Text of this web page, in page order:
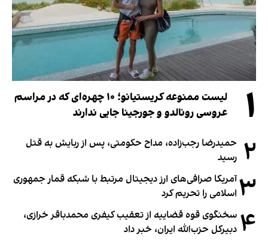
۱
لیست ممنوعه کریستیانو؛ ۱۰ چهره‌ای که در مراسم
عروسی رونالدو و جورجینا جایی ندارند
۲ حمیدرضا رجب‌زاده، مداح حکومتی، پس از ربایش به قتل
رسید
۳آمریکا صرافی‌های ارز دیجیتال مرتبط با شبکه قمار جمهوری
اسلامی را تحریم کرد
۴ سخنگوی قوه قضاییه از تعقیب کیفری محمدباقر خرازی،
دبیر‌کل حزب‌الله ایران، خبر داد